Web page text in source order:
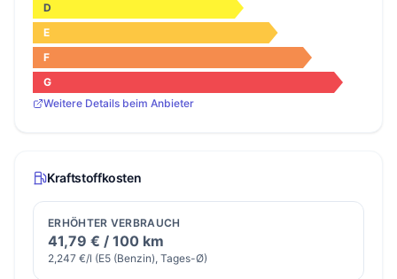
D
E
F
G
Weitere Details beim Anbieter
Kraftstoffkosten
ERHÖHTER VERBRAUCH
41,79 € / 100 km
2,247 €/l (E5 (Benzin), Tages-Ø)